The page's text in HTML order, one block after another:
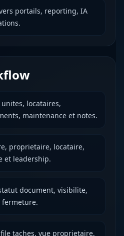
portails, reporting, IA
locataires,
maintenance et notes.
proprietaire, locataire,
et leadership.
document, visibilite,
fermeture.
taches, vue proprietaire,